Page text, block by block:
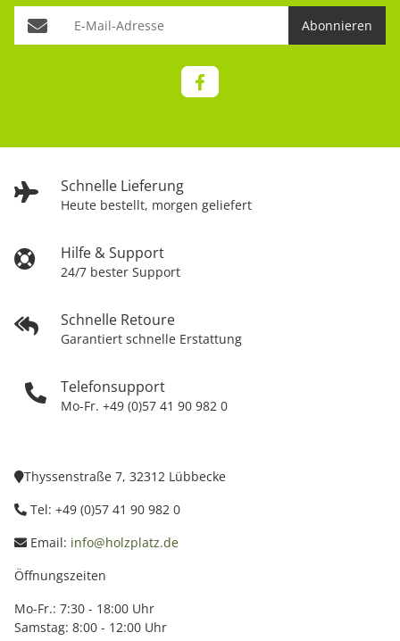
Schnelle Lieferung
Heute bestellt, morgen geliefert
Hilfe & Support
24/7 bester Support
Schnelle Retoure
Garantiert schnelle Erstattung
Telefonsupport
Mo-Fr. +49 (0)57 41 90 982 0
Abonnieren
Thyssenstraße 7, 32312 Lübbecke
Tel: +49 (0)57 41 90 982 0
Email: info@holzplatz.de
Öffnungszeiten
Mo-Fr.: 7:30 - 18:00 Uhr
Samstag: 8:00 - 12:00 Uhr